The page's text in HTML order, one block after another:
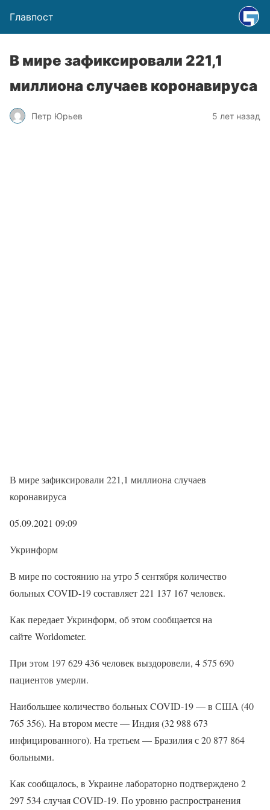
Главпост
В мире зафиксировали 221,1
миллиона случаев коронавируса
Петр Юрьев 5 лет назад
В мире зафиксировали 221,1 миллиона случаев
коронавируса
05.09.2021 09:09
Укринформ
В мире по состоянию на утро 5 сентября количество
больных COVID-19 составляет 221 137 167 человек.
Как передает Укринформ, об этом сообщается на
сайте Worldometer.
При этом 197 629 436 человек выздоровели, 4 575 690
пациентов умерли.
Наибольшее количество больных COVID-19 — в США (40
765 356). На втором месте — Индия (32 988 673
инфицированного). На третьем — Бразилия с 20 877 864
больными.
Как сообщалось, в Украине лабораторно подтверждено 2
297 534 случая COVID-19. По уровню распространения